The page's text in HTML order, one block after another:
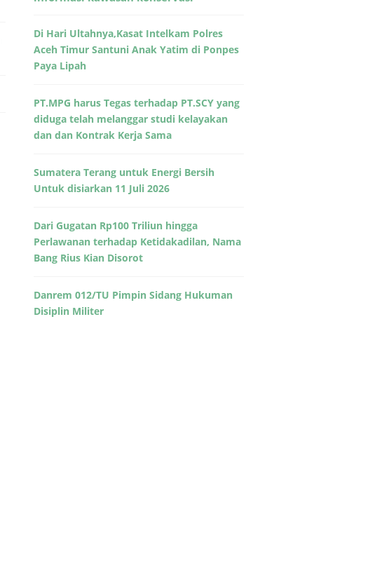
Di Hari Ultahnya,Kasat Intelkam Polres
Aceh Timur Santuni Anak Yatim di Ponpes
Paya Lipah
PT.MPG harus Tegas terhadap PT.SCY yang
diduga telah melanggar studi kelayakan
dan dan Kontrak Kerja Sama
Sumatera Terang untuk Energi Bersih
Untuk disiarkan 11 Juli 2026
Dari Gugatan Rp100 Triliun hingga
Perlawanan terhadap Ketidakadilan, Nama
Bang Rius Kian Disorot
Danrem 012/TU Pimpin Sidang Hukuman
Disiplin Militer